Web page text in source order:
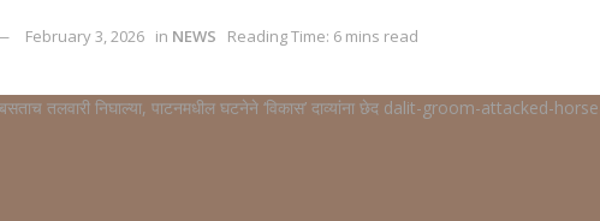
February 3, 2026 in NEWS Reading Time: 6 mins read